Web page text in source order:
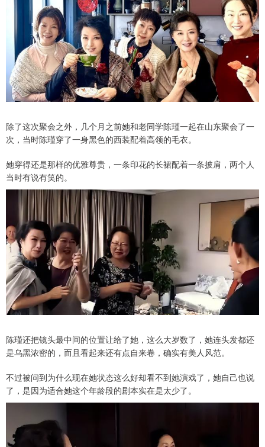
除了这次聚会之外，几个月之前她和老同学陈瑾一起在山东聚会了一
次，当时陈瑾穿了一身黑色的西装配着高领的毛衣。
她穿得还是那样的优雅尊贵，一条印花的长裙配着一条披肩，两个人
当时有说有笑的。
陈瑾还把镜头最中间的位置让给了她，这么大岁数了，她连头发都还
是乌黑浓密的，而且看起来还有点自来卷，确实有美人风范。
不过被问到为什么现在她状态这么好却看不到她演戏了，她自己也说
了，是因为适合她这个年龄段的剧本实在是太少了。